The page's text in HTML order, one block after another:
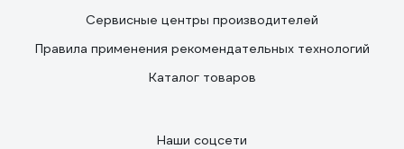
Сервисные центры производителей
Правила применения рекомендательных технологий
Каталог товаров
Наши соцсети